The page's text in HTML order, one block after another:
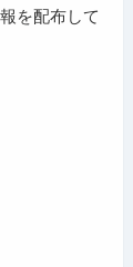
を配布して